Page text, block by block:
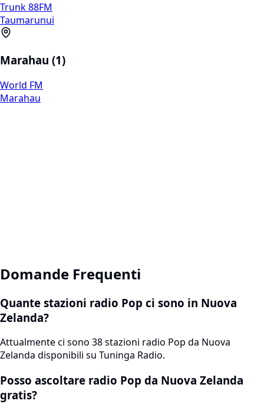
Trunk 88FM
Taumarunui
Marahau (1)
World FM
Marahau
Domande Frequenti
Quante stazioni radio Pop ci sono in Nuova
Zelanda?
Attualmente ci sono 38 stazioni radio Pop da Nuova
Zelanda disponibili su Tuninga Radio.
Posso ascoltare radio Pop da Nuova Zelanda
gratis?